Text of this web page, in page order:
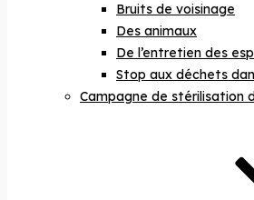
Bruits de voisinage
Des animaux
De l’entretien des
Stop aux déchets
Campagne de stérilisation